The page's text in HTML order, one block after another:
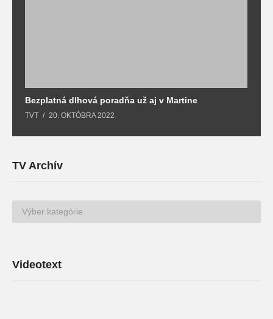
Bezplatná dlhová poradňa už aj v Martine
TVT 20. OKTÓBRA 2022
TV Archív
TV
Archív
Videotext